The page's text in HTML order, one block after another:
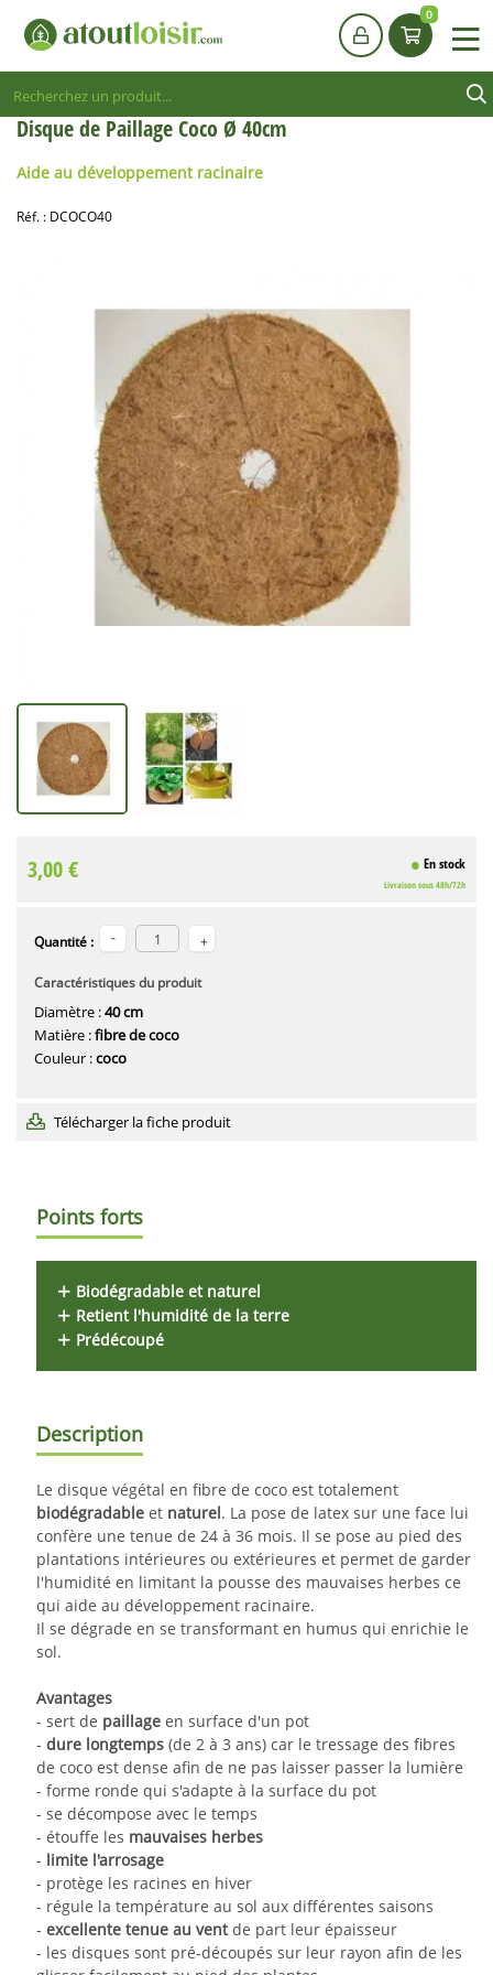
Disque de Paillage Coco Ø 40cm
Aide au développement racinaire
Réf. : DCOCO40
3,00 € En stock
Livraison sous 48h/72h
Quantité :
Caractéristiques du produit
Diamètre :40 cm
Matière :fibre de coco
Couleur :coco
Télécharger la fiche produit
Points forts
Biodégradable et naturel
Retient l'humidité de la terre
Prédécoupé
Description
Le disque végétal en fibre de coco est totalement
biodégradable et naturel. La pose de latex sur une face lui
confère une tenue de 24 à 36 mois. Il se pose au pied des
plantations intérieures ou extérieures et permet de garder
l'humidité en limitant la pousse des mauvaises herbes ce
qui aide au développement racinaire.
Il se dégrade en se transformant en humus qui enrichie le
sol.
Avantages
- sert de paillage en surface d'un pot
- dure longtemps (de 2 à 3 ans) car le tressage des fibres
de coco est dense afin de ne pas laisser passer la lumière
- forme ronde qui s'adapte à la surface du pot
- se décompose avec le temps
- étouffe les mauvaises herbes
- limite l'arrosage
- protège les racines en hiver
- régule la température au sol aux différentes saisons
- excellente tenue au ventde part leur épaisseur
- les disques sont pré-découpés sur leur rayon afin de les
0